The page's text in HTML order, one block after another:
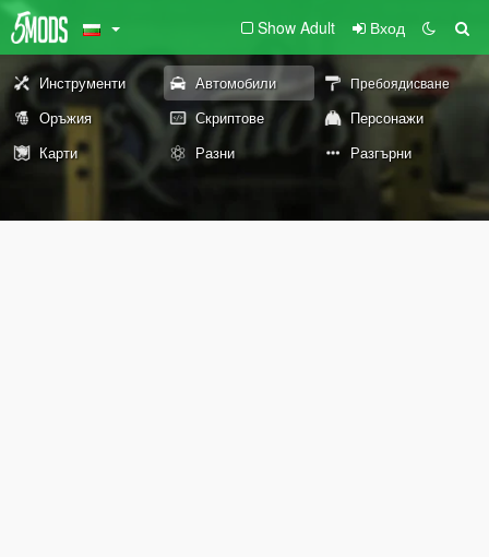
Show Adult Вход
Инструменти Автомобили Пребоядисване
Оръжия Скриптове
Персонажи
Карти
Разни Разгърни